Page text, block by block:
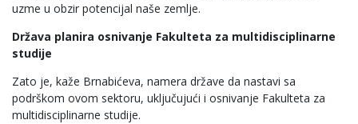
uzme u obzir potencijal naše zemlje.
Država planira osnivanje Fakulteta za multidisciplinarne
studije
Zato je, kaže Brnabićeva, namera države da nastavi sa
podrškom ovom sektoru, uključujući i osnivanje Fakulteta za
multidisciplinarne studije.